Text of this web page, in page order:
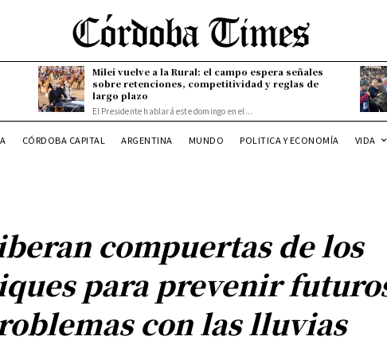
Milei vuelve a la Rural: el campo espera señales
sobre retenciones, competitividad y reglas de
largo plazo
El Presidente hablará este domingo en el...
CÓRDOBA CAPITAL ARGENTINA MUNDO POLITICA Y ECONOMÍA VIDA
compuertas de los
para prevenir
con las lluvias